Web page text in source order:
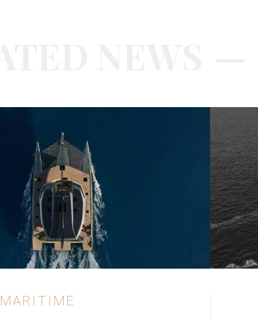
MARITIME